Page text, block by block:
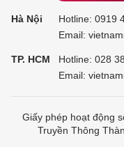
Hà Nội Hotline: 0919
Email:
TP. HCM Hotline: 028
Email:
Giấy phép hoạt động
Truyền Thông